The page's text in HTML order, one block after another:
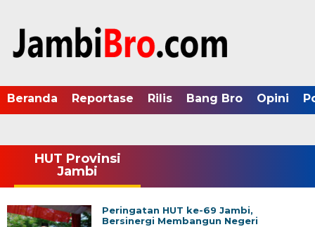
Beranda Reportase Rilis Bang Bro Opini
HUT Provinsi
Jambi
Peringatan HUT ke-69 Jambi,
Bersinergi Membangun Negeri